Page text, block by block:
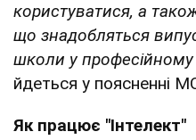
користуватися, а
що знадобляться
школи у професійному
йдеться у поясненні
Як працює "Інтелект"